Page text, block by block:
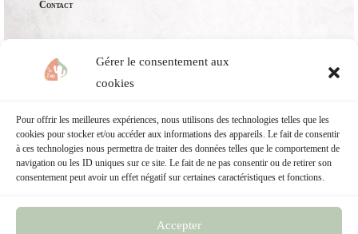
Gérer le consentement aux
cookies
Pour offrir les meilleures expériences, nous utilisons des technologies telles que les
cookies pour stocker et/ou accéder aux informations des appareils. Le fait de consentir
à ces technologies nous permettra de traiter des données telles que le comportement de
navigation ou les ID uniques sur ce site. Le fait de ne pas consentir ou de retirer son
consentement peut avoir un effet négatif sur certaines caractéristiques et fonctions.
Accepter
Contact
Conditions générales de vente
Tous droits réservésLaurent BONNIEC